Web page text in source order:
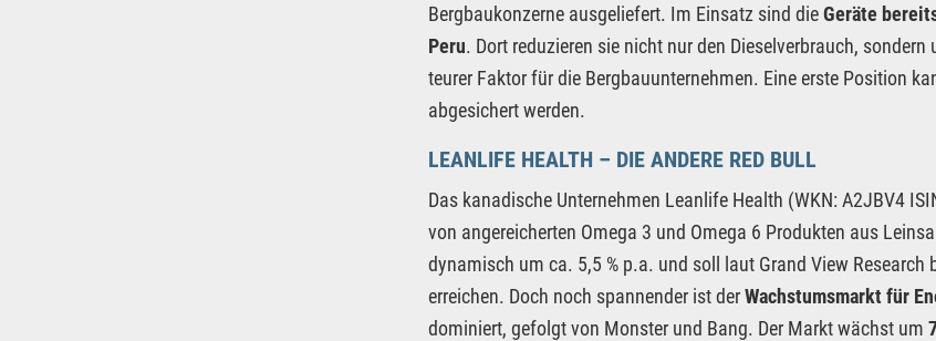
Bergbaukonzerne ausgeliefert. Im Einsatz sind dieGeräte
Peru. Dort reduzieren sie nicht nur den Dieselverbrauch,
teurer Faktor für die Bergbauunternehmen. Eine erste Position
abgesichert werden.
LEANLIFE HEALTH – DIE ANDERE RED BULL
Das kanadische Unternehmen Leanlife Health (WKN: A2JBV4
von angereicherten Omega 3 und Omega 6 Produkten aus
dynamisch um ca. 5,5 % p.a. und soll laut Grand View
erreichen. Doch noch spannender ist derWachstumsmarkt für
dominiert, gefolgt von Monster und Bang. Der Markt wächst um